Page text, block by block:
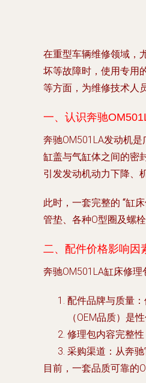
在重型车辆维修领域，
坏等故障时，使用专用
等方面，为维修技术人
一、认识奔驰
奔驰OM501LA发动机
缸盖与气缸体之间的密
引发发动机动力下降、
此时，一套完整的 “缸
管垫、各种O型圈及螺
二、配件价格影响因
奔驰OM501LA缸床修
配件品牌与质量
（OEM品质）是
修理包内容完整性
采购渠道 ：从奔
目前，一套品质可靠的